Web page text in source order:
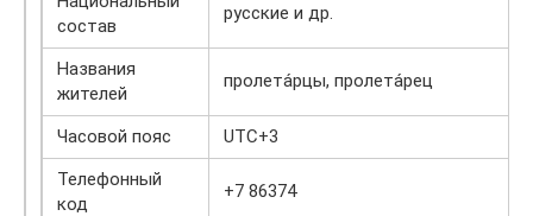
состав
русские и др.
Названия
жителей
пролета́рцы, пролета́рец
Часовой пояс
UTC+3
Телефонный
код
+7 86374